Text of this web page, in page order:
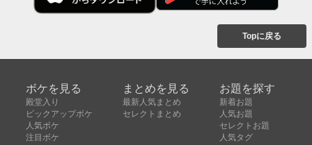
Topに戻る
ボケを見る
殿堂入り
ピックアップボケ
人気ボケ
注目ボケ
まとめを見る
最新人気まとめ
セレクトまとめ
お題を探す
新着お題
人気お題
セレクトお題
人気タグ